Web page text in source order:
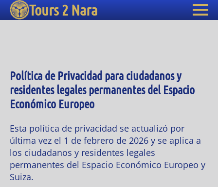
Tours 2 Nara
Política de Privacidad para ciudadanos y
residentes legales permanentes del Espacio
Económico Europeo
Esta política de privacidad se actualizó por
última vez el 1 de febrero de 2026 y se aplica a
los ciudadanos y residentes legales
permanentes del Espacio Económico Europeo y
Suiza.